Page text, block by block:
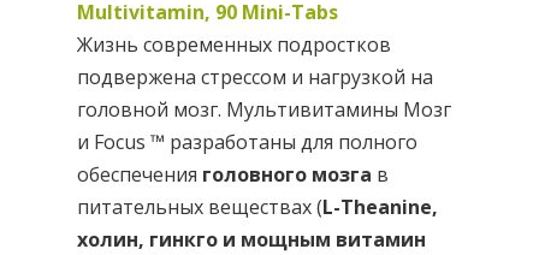
Multivitamin, 90 Mini-Tabs
Жизнь современных подростков
подвержена стрессом и нагрузкой на
головной мозг. Мультивитамины Мозг
и Focus ™ разработаны для полного
обеспечения головного мозга в
питательных веществах (L-Theanine,
холин, гинкго и мощным витамин